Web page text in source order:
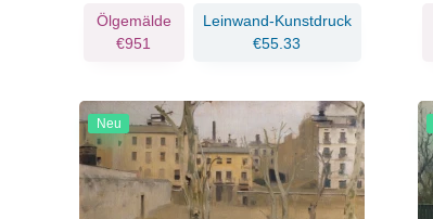
Ölgemälde
€951
Leinwand-Kunstdruck
€55.33
Neu